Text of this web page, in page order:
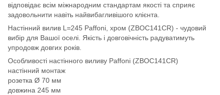
відповідає всім міжнародним стандартам якості та сприяє
задовольнити навіть найвибагливішого клієнта.
Настінний вилив L=245 Paffoni, хром (ZBOC141CR) - чудовий
вибір для Вашої оселі. Якість і довговічність радуватимуть
упродовж довгих років.
Особливості настінного виливу Paffoni (ZBOC141CR)
настінний монтаж
розетка Ø 70 мм
довжина 245 мм